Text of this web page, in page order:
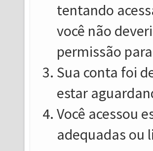
tentando
você não
permissão
Sua conta foi
estar
Você acessou
adequadas ou